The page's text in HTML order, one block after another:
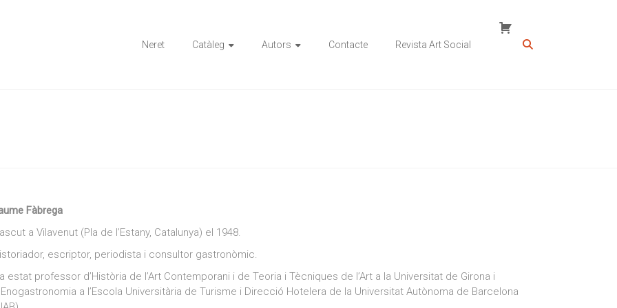
Neret Catàleg Autors Contacte Revista Art Social
Fàbrega
a Vilavenut (Pla de l’Estany, Catalunya) el 1948.
escriptor, periodista i consultor gastronòmic.
estat professor d’Història de l’Art Contemporani i de Teoria i Tècniques de l’Art a la Universitat de Girona i
a l’Escola Universitària de Turisme i Direcció Hotelera de la Universitat Autònoma de Barcelona